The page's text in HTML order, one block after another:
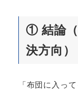
① 結論
決方向）
「布団に入っ